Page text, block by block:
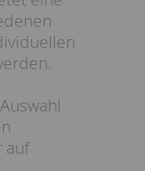
auf